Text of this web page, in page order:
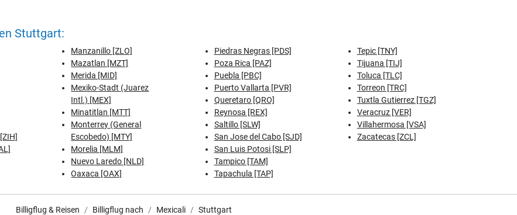
Stuttgart:
Manzanillo [ZLO]
Mazatlan [MZT]
Merida [MID]
Mexiko-Stadt (Juarez
Intl.) [MEX]
Minatitlan [MTT]
Monterrey (General
Escobedo) [MTY]
Morelia [MLM]
Nuevo Laredo [NLD]
Oaxaca [OAX]
Piedras Negras [PDS]
Poza Rica [PAZ]
Puebla [PBC]
Puerto Vallarta [PVR]
Queretaro [QRO]
Reynosa [REX]
Saltillo [SLW]
San Jose del Cabo [SJD]
San Luis Potosi [SLP]
Tampico [TAM]
Tapachula [TAP]
Tepic [TNY]
Tijuana [TIJ]
Toluca [TLC]
Torreon [TRC]
Tuxtla Gutierrez [TGZ]
Veracruz [VER]
Villahermosa [VSA]
Zacatecas [ZCL]
Billigflug & Reisen Billigflug nach Mexicali Stuttgart